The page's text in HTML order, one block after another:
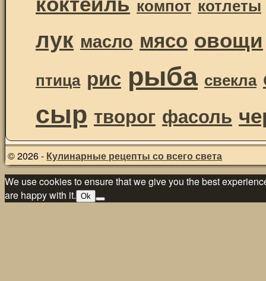
компот котлеты
лук масло мясо овощи
птица рис рыба свекла
сыр творог фасоль
© 2026 - Кулинарные рецепты со всего света
We use cookies to ensure that we give you the best
are happy with it. Ok